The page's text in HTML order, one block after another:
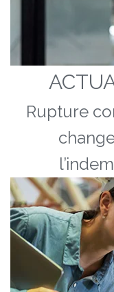
Rupture